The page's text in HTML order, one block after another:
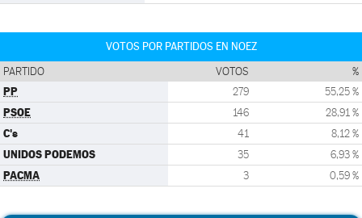
VOTOS POR PARTIDOS EN NOEZ
PARTIDO VOTOS %
PP 279 55,25 %
PSOE 146 28,91 %
C's 41 8,12 %
UNIDOS PODEMOS 35 6,93 %
PACMA 3 0,59 %